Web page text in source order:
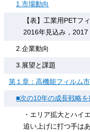
1.市場動向
【表】工業用PET
2016年見込み，
2.企業動向
3.展望と課題
第１章：高機能フィルム
■次の10年の成長戦略
・エリア拡大とハ
追い上げに打つ手は